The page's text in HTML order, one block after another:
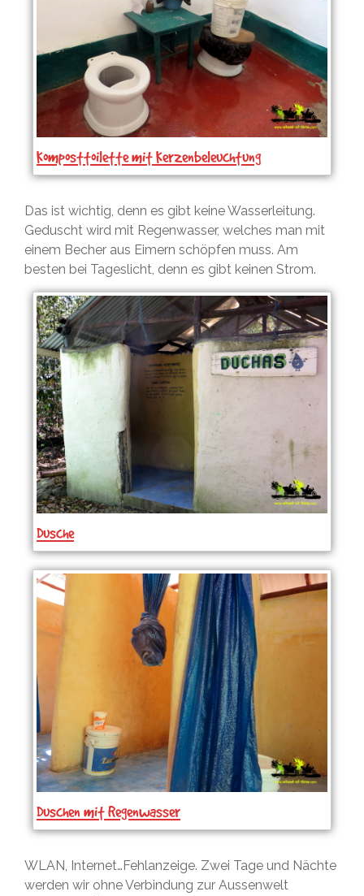
Komposttoilette mit Kerzenbeleuchtung
Das ist wichtig, denn es gibt keine Wasserleitung.
Geduscht wird mit Regenwasser, welches man mit
einem Becher aus Eimern schöpfen muss. Am
besten bei Tageslicht, denn es gibt keinen Strom.
Dusche
Duschen mit Regenwasser
WLAN, Internet…Fehlanzeige. Zwei Tage und Nächte
werden wir ohne Verbindung zur Aussenwelt